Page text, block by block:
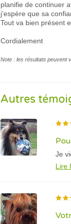
planifie de continuer
j’espère que sa
Tout va bien présent
Cordialement
Note : les résultats peuvent
Autres
Je
Lire